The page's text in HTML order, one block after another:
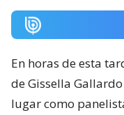
En horas de esta
de Gissella
lugar como